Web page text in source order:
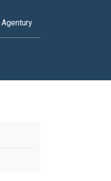
Agentury